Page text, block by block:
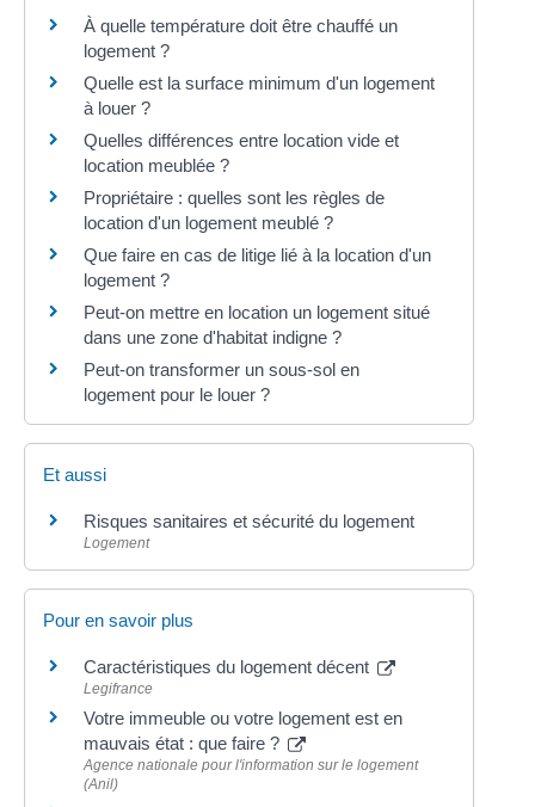
À quelle température doit être chauffé un
logement ?
Quelle est la surface minimum d'un logement
à louer ?
Quelles différences entre location vide et
location meublée ?
Propriétaire : quelles sont les règles de
location d'un logement meublé ?
Que faire en cas de litige lié à la location d'un
logement ?
Peut-on mettre en location un logement situé
dans une zone d'habitat indigne ?
Peut-on transformer un sous-sol en
logement pour le louer ?
Et aussi
Risques sanitaires et sécurité du logement
Logement
Pour en savoir plus
Caractéristiques du logement décent
Legifrance
Votre immeuble ou votre logement est en
mauvais état : que faire ?
Agence nationale pour l'information sur le logement
(Anil)